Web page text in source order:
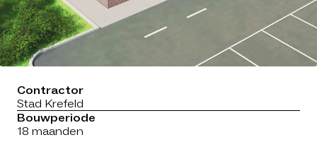
Contractor
Stad Krefeld
Bouwperiode
18 maanden